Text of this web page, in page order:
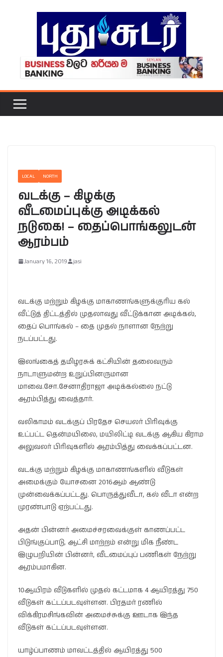
LOCAL NORTH
வடக்கு – கிழக்கு
வீடமைப்புக்கு அடிக்கல்
நடுகை! – தைப்பொங்கலுடன்
ஆரம்பம்
January 16, 2019 jasi
வடக்கு மற்றும் கிழக்கு மாகாணங்களுக்குரிய கல்
வீட்டுத் திட்டத்தில் முதலாவது வீட்டுக்கான அடிக்கல்,
தைப் பொங்கல் – தை முதல் நாளான நேற்று
நடப்பட்டது.
இலங்கைத் தமிழரசுக் கட்சியின் தலைவரும்
நாடாளுமன்ற உறுப்பினருமான
மாவை.சோ.சேனாதிராஜா அடிக்கல்லை நட்டு
ஆரம்பித்து வைத்தார்.
வலிகாமம் வடக்குப் பிரதேச செயலர் பிரிவுக்கு
உட்பட்ட தென்மயிலை, மயிலிட்டி வடக்கு ஆகிய கிராம
அலுவலர் பிரிவுகளில் ஆரம்பித்து வைக்கப்பட்டன.
வடக்கு மற்றும் கிழக்கு மாகாணங்களில் வீடுகள்
அமைக்கும் யோசனை 2016ஆம் ஆண்டு
முன்வைக்கப்பட்டது. பொருத்துவீடா, கல் வீடா என்ற
முரண்பாடு ஏற்பட்டது.
அதன் பின்னர் அமைச்சரவைக்குள் காணப்பட்ட
பிடுங்குப்பாடு, ஆட்சி மாற்றம் என்று மிக நீண்ட
இழுபறியின் பின்னர், வீடமைப்புப் பணிகள் நேற்று
ஆரம்பமாகின.
10ஆயிரம் வீடுகளில் முதல் கட்டமாக 4 ஆயிரத்து 750
வீடுகள் கட்டப்படவுள்ளன. பிரதமர் ரணில்
விக்கிரமசிங்கவின் அமைச்சுக்கு ஊடாக இந்த
வீடுகள் கட்டப்படவுள்ளன.
யாழ்ப்பாணம் மாவட்டத்தில் ஆயிரத்து 500